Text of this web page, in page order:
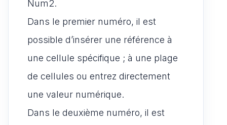
Num2.
Dans le premier numéro, il est
possible d’insérer une référence à
une cellule spécifique ; à une plage
de cellules ou entrez directement
une valeur numérique.
Dans le deuxième numéro, il est